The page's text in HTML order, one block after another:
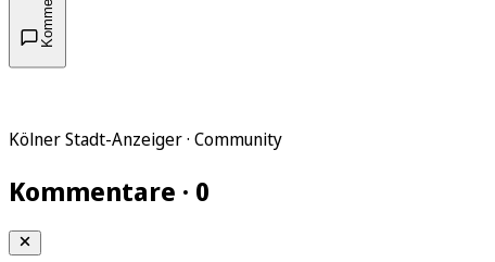
Kölner Stadt-Anzeiger · Community
Kommentare · 0